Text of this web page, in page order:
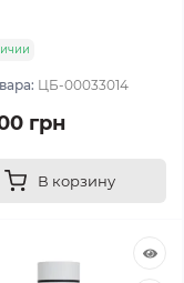
ЦБ-00033014
грн
В корзину